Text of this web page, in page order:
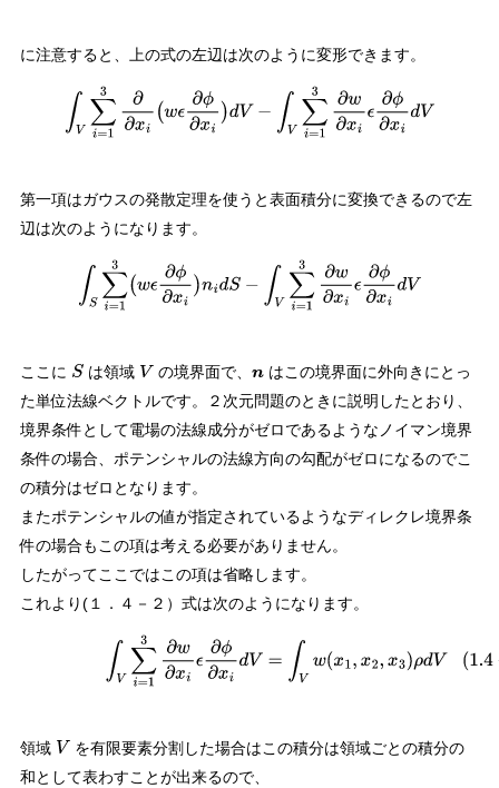
に注意すると、上の式の左辺は次のように変形できます。
V∑i= 3∂ x ∂ϕ∂ xi dV− i= 13∂w ∂xiϵ∂ ∂xid
第一項はガウスの発散定理を使うと表面積分に変換できるので左
辺は次のようになります。
∫ S∑i= 1 ϵ∂ϕ ∂x d S ∑i=13∂ w∂xiϵ ϕ∂xid V
ここに Sは領域 V の境界面で、 n はこの境界面に外向きにとっ
た単位法線ベクトルです。２次元問題のときに説明したとおり、
境界条件として電場の法線成分がゼロであるようなノイマン境界
条件の場合、ポテンシャルの法線方向の勾配がゼロになるのでこ
の積分はゼロとなります。
またポテンシャルの値が指定されているようなディレクレ境界条
件の場合もこの項は考える必要がありません。
したがってここではこの項は省略します。
これより(１．４－２）式は次のようになります。
1.4−3) V∑i= 3∂w xiϵ∂ dV V 3 dV
領域 V
を有限要素分割した場合はこの積分は領域ごとの積分の
和として表わすことが出来るので、